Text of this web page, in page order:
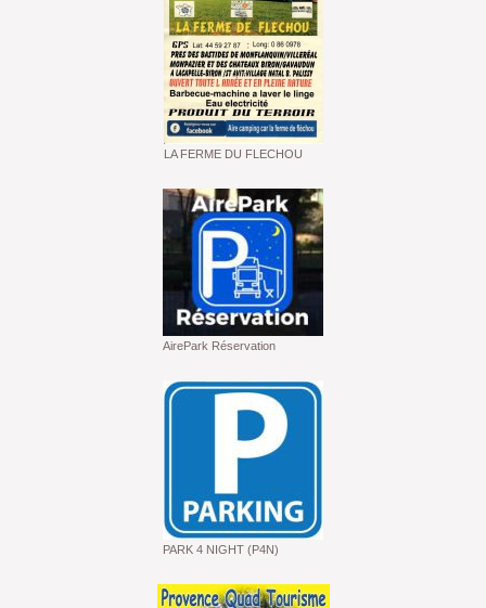
LA FERME DU FLECHOU
AirePark Réservation
PARK 4 NIGHT (P4N)